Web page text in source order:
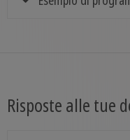
Risposte alle tue